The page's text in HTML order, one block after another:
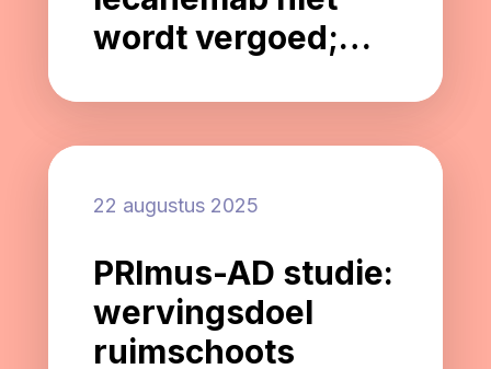
wordt vergoed;
alzheimer en hun
naasten?
22 augustus 2025
PRImus-AD studie:
wervingsdoel
ruimschoots